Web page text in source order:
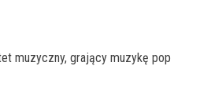
muzyczny, grający muzykę pop